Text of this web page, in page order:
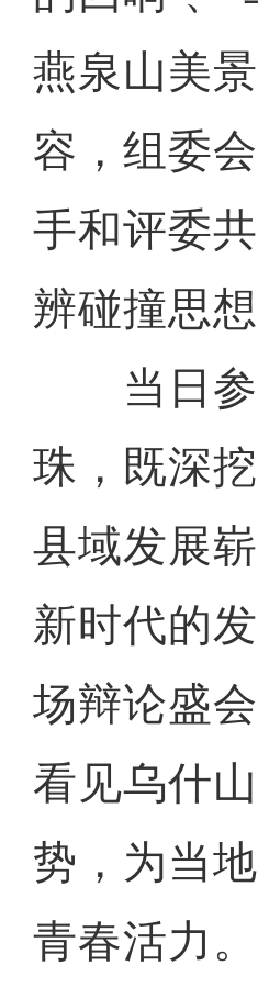
燕泉山美
容，组委
手和评委
辨碰撞思想
当日参
珠，既深
县域发展
新时代的
场辩论盛
看见乌什
势，为当
青春活力